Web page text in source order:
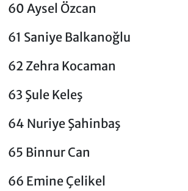
60 Aysel Özcan
61 Saniye Balkanoğlu
62 Zehra Kocaman
63 Şule Keleş
64 Nuriye Şahinbaş
65 Binnur Can
66 Emine Çelikel